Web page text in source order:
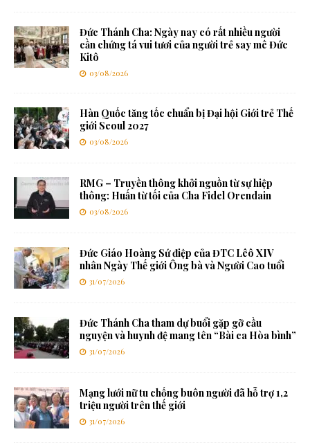
Đức Thánh Cha: Ngày nay có rất nhiều người
cần chứng tá vui tươi của người trẻ say mê Đức
Kitô
03/08/2026
Hàn Quốc tăng tốc chuẩn bị Đại hội Giới trẻ Thế
giới Seoul 2027
03/08/2026
RMG – Truyền thông khởi nguồn từ sự hiệp
thông: Huấn từ tối của Cha Fidel Orendain
03/08/2026
Đức Giáo Hoàng Sứ điệp của ĐTC Lêô XIV
nhân Ngày Thế giới Ông bà và Người Cao tuổi
31/07/2026
Đức Thánh Cha tham dự buổi gặp gỡ cầu
nguyện và huynh đệ mang tên “Bài ca Hòa bình”
31/07/2026
Mạng lưới nữ tu chống buôn người đã hỗ trợ 1,2
triệu người trên thế giới
31/07/2026